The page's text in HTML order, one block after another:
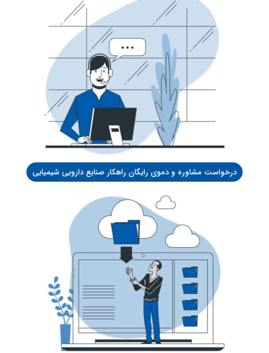
درخواست مشاوره و دموی رایگان راهکار صنایع دارویی شیمیایی